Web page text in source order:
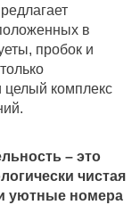
в
пробок и
целый комплекс
– это
чистая
уютные номера